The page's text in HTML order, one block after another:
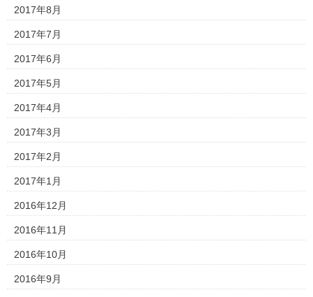
2017年8月
2017年7月
2017年6月
2017年5月
2017年4月
2017年3月
2017年2月
2017年1月
2016年12月
2016年11月
2016年10月
2016年9月